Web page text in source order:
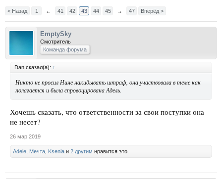
< Назад 1 ← 41 42 43 44 45 → 47 Вперёд >
EmptySky
Смотритель
Команда форума
Dan сказал(а): ↑
Никто не просил Нине накидывать штраф, она участвовала в теме как
полагается и была спровоцирована Адель.
Хочешь сказать, что ответственности за свои поступки она
не несет?
26 мар 2019
Adele Мечта Ksenia и 2 другим нравится это.